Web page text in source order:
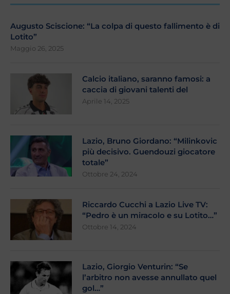
Augusto Sciscione: “La colpa di questo fallimento è di
Lotito”
Maggio 26, 2025
Calcio italiano, saranno famosi: a
caccia di giovani talenti del
Aprile 14, 2025
Lazio, Bruno Giordano: “Milinkovic
più decisivo. Guendouzi giocatore
totale”
Ottobre 24, 2024
Riccardo Cucchi a Lazio Live TV:
“Pedro è un miracolo e su Lotito…”
Ottobre 14, 2024
Lazio, Giorgio Venturin: “Se
l’arbitro non avesse annullato quel
gol…”